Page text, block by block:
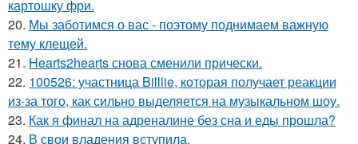
картошку фри.
20. Мы заботимся о вас - поэтому поднимаем важную
тему клещей.
21. Hearts2hearts снова сменили прически.
22. 100526: участница Billlie, которая получает реакции
из-за того, как сильно выделяется на музыкальном шоу.
23. Как я финал на адреналине без сна и еды прошла?
24. В свои владения вступила.